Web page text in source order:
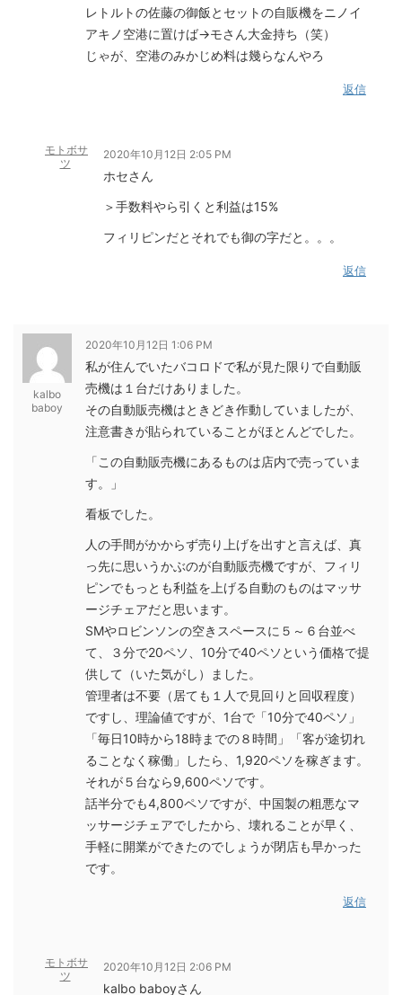
レトルトの佐藤の御飯とセットの自販機をニノイ
アキノ空港に置けば→モさん大金持ち（笑）
じゃが、空港のみかじめ料は幾らなんやろ
返信
モトボサ
ツ
2020年10月12日 2:05 PM
ホセさん
＞手数料やら引くと利益は15%
フィリピンだとそれでも御の字だと。。。
返信
kalbo
baboy
2020年10月12日 1:06 PM
私が住んでいたバコロドで私が見た限りで自動販
売機は１台だけありました。
その自動販売機はときどき作動していましたが、
注意書きが貼られていることがほとんどでした。
「この自動販売機にあるものは店内で売っていま
す。」
看板でした。
人の手間がかからず売り上げを出すと言えば、真
っ先に思いうかぶのが自動販売機ですが、フィリ
ピンでもっとも利益を上げる自動のものはマッサ
ージチェアだと思います。
SMやロビンソンの空きスペースに５～６台並べ
て、３分で20ペソ、10分で40ペソという価格で提
供して（いた気がし）ました。
管理者は不要（居ても１人で見回りと回収程度）
ですし、理論値ですが、1台で「10分で40ペソ」
「毎日10時から18時までの８時間」「客が途切れ
ることなく稼働」したら、1,920ペソを稼ぎます。
それが５台なら9,600ペソです。
話半分でも4,800ペソですが、中国製の粗悪なマ
ッサージチェアでしたから、壊れることが早く、
手軽に開業ができたのでしょうが閉店も早かった
です。
返信
モトボサ
ツ
2020年10月12日 2:06 PM
kalbo baboyさん